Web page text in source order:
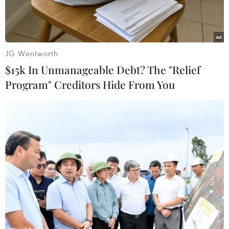
Thứ trưởng Ngoại giao Mỹ Wendy Sherman (trái) và Thứ
trưởng Ngoại giao thứ nhất Hàn Quốc Choi Jong-kun tại cuộc
gặp ở Seoul ngày 23/7. (Ảnh: AFP/TTXVN)
Thứ trưởng Ngoại giao Mỹ Wendy Sherman
ngày 17/11 cho biết đã có các cuộc hội đàm
"mang tính xây dựng và thực chất" với những
JG Wentworth
$15k In Unmanageable Debt? The "Relief
Program" Creditors Hide From You